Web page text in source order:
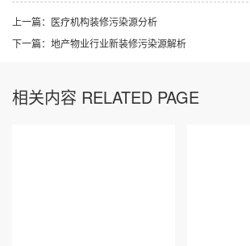
上一篇： 医疗机构装修污染源分析
下一篇： 地产物业行业新装修污染源解析
相关内容 RELATED PAGE